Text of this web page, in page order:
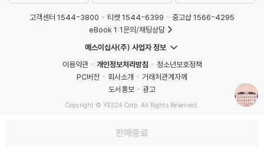
작업을 하였고, 그 결과 완벽한 아트북 『그랜드 부다페스트 호텔』이 탄생
하게 되었다. 매트 졸러 세이츠는 이미 웨스 앤더슨의 앞선 7편의 영화를
묶어 『웨스 앤더슨 컬렉션』이라는 제목으로 첫 번째 아트북을 작업했다.
별도로 『그랜드 부다페스트 호텔』만을 빼내어 한 권으로 묶은 이유는 그만
큼 읽을거리와 볼거리가 풍성하다는 의미다. 『그랜드 부다페스트 호텔』의
안팎을 둘러보는 이 안내서에는 감독인 웨스 앤더슨뿐만 아니라 주연배우
랄프 파인스, 촬영 감독 로버트 D. 예먼, 프로덕션 디자이너 아담 슈토크하
우젠, 의상 디자이너 밀레나 카노네로, 작곡가 알렉상드르 데스플라 등이
밀하고 매혹적인 인터뷰가 들어 있다. 또한 웨스 앤더슨이 영감을 받은 작
판매종료
고객센터 1544-3800 티켓 1544-6399
중고샵 1566-4295
eBook 1:1문의/채팅상담
예스이십사(주) 사업자 정보
이용약관
개인정보처리방침
청소년보호정책
PC버전
회사소개
거래처관계자께
도서홍보
광고
Copyright © YES24 Corp. All Rights Reserved.